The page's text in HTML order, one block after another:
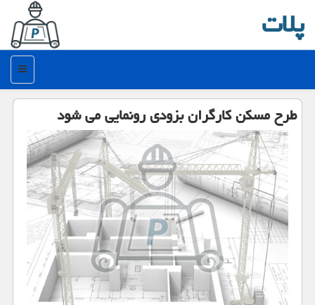
پلات
منو
طرح مسكن كارگران بزودی رونمایی می شود